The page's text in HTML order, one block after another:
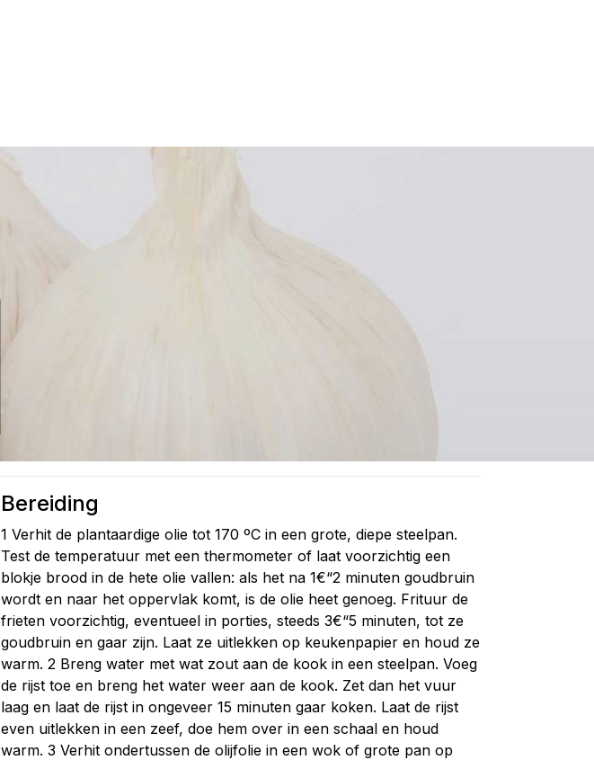
Bereiding
1 Verhit de plantaardige olie tot 170 ºC in een grote, diepe steelpan.
Test de temperatuur met een thermometer of laat voorzichtig een
blokje brood in de hete olie vallen: als het na 1€“2 minuten goudbruin
wordt en naar het oppervlak komt, is de olie heet genoeg. Frituur de
frieten voorzichtig, eventueel in porties, steeds 3€“5 minuten, tot ze
goudbruin en gaar zijn. Laat ze uitlekken op keukenpapier en houd ze
warm. 2 Breng water met wat zout aan de kook in een steelpan. Voeg
de rijst toe en breng het water weer aan de kook. Zet dan het vuur
laag en laat de rijst in ongeveer 15 minuten gaar koken. Laat de rijst
even uitlekken in een zeef, doe hem over in een schaal en houd
warm. 3 Verhit ondertussen de olijfolie in een wok of grote pan op